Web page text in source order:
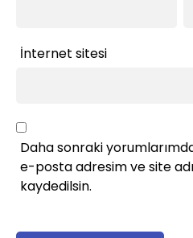
İnternet sitesi
Daha sonraki
e-posta adresim ve site
kaydedilsin.